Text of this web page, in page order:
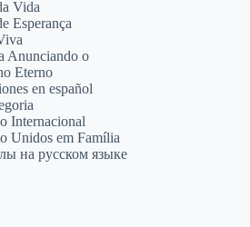
Vida
Esperança
Anunciando o
Eterno
en español
Internacional
Unidos em Família
на русском языке